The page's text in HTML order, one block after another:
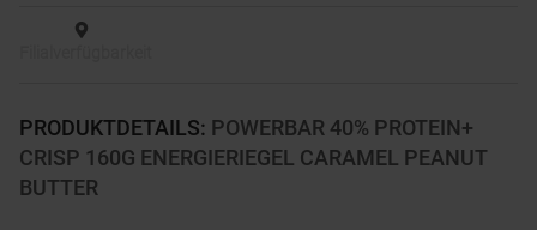
PRODUKTDETAILS: POWERBAR 40% PROTEIN+
CRISP 160G ENERGIERIEGEL CARAMEL PEANUT
BUTTER